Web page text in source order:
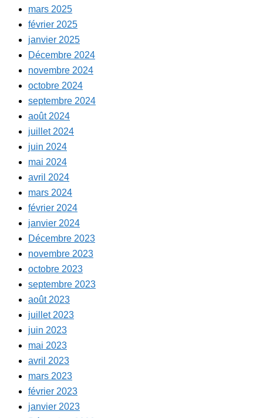
mars 2025
février 2025
janvier 2025
Décembre 2024
novembre 2024
octobre 2024
septembre 2024
août 2024
juillet 2024
juin 2024
mai 2024
avril 2024
mars 2024
février 2024
janvier 2024
Décembre 2023
novembre 2023
octobre 2023
septembre 2023
août 2023
juillet 2023
juin 2023
mai 2023
avril 2023
mars 2023
février 2023
janvier 2023